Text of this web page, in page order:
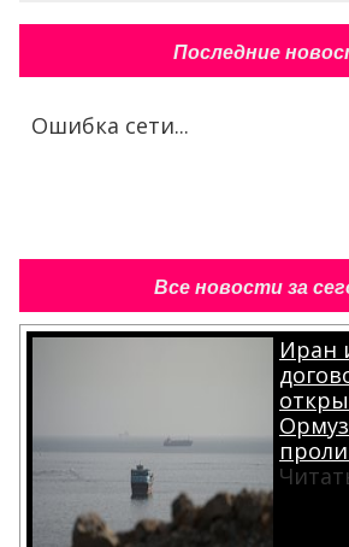
Последние
Ошибка сети...
Все новости за
Иран